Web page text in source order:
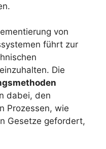
von
führt zur
Die
dabei, den
Prozessen, wie
Gesetze gefordert,